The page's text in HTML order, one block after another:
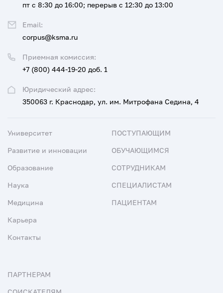
Юридический адрес:
350063 г. Краснодар, ул. им. Митрофана Седина, 4
Приемная комиссия:
+7 (800) 444-19-20 доб. 1
пт с 8:30 до 16:00; перерыв с 12:30 до 13:00
Email:
corpus@ksma.ru
Университет
Развитие и инновации
Образование
Наука
Медицина
Карьера
Контакты
ПОСТУПАЮЩИМ
ОБУЧАЮЩИМСЯ
СОТРУДНИКАМ
СПЕЦИАЛИСТАМ
ПАЦИЕНТАМ
ПАРТНЕРАМ